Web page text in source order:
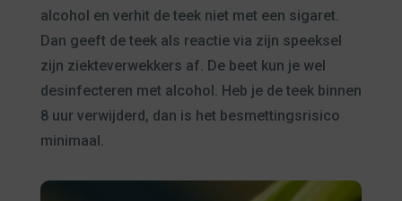
alcohol en verhit de teek niet met een sigaret.
Dan geeft de teek als reactie via zijn speeksel
zijn ziekteverwekkers af. De beet kun je wel
desinfecteren met alcohol. Heb je de teek binnen
8 uur verwijderd, dan is het besmettingsrisico
minimaal.